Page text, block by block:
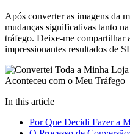
Após converter as imagens da
mudanças significativas tanto
tráfego. Deixe-me compartilhar
impressionantes resultados de
In this article
Por Que Decidi Fazer a